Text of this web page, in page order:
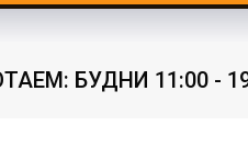
БУДНИ 11:00 -